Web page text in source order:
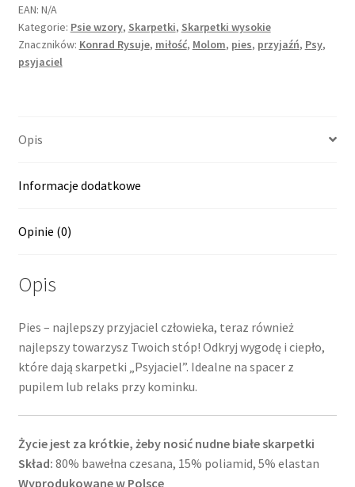
EAN: N/A
Kategorie: Psie wzory, Skarpetki, Skarpetki wysokie
Znaczników: Konrad Rysuje, miłość, Molom, pies, przyjaźń, Psy,
psyjaciel
Opis
Informacje dodatkowe
Opinie (0)
Opis
Pies – najlepszy przyjaciel człowieka, teraz również
najlepszy towarzysz Twoich stóp! Odkryj wygodę i ciepło,
które dają skarpetki „Psyjaciel”. Idealne na spacer z
pupilem lub relaks przy kominku.
Życie jest za krótkie, żeby nosić nudne białe skarpetki
Skład: 80% bawełna czesana, 15% poliamid, 5% elastan
Wyprodukowane w Polsce